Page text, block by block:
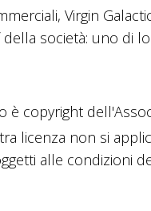
Virgin
società: uno di
è copyright
licenza non si
alle condizioni